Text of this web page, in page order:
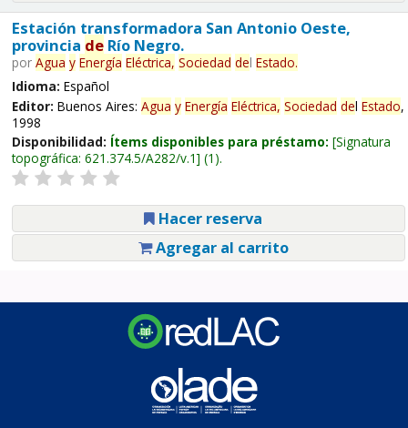
Estación transformadora San Antonio Oeste,
provincia deRío Negro.
por Agua y Energía Eléctrica, Sociedad del Estado.
Idioma: Español
Editor: Buenos Aires: Agua y Energía Eléctrica, Sociedad del Estado,
1998
Disponibilidad: Ítems disponibles para préstamo: Signatura
topográfica: 621.374.5/A282/v.1 (1).
Hacer reserva
Agregar al carrito